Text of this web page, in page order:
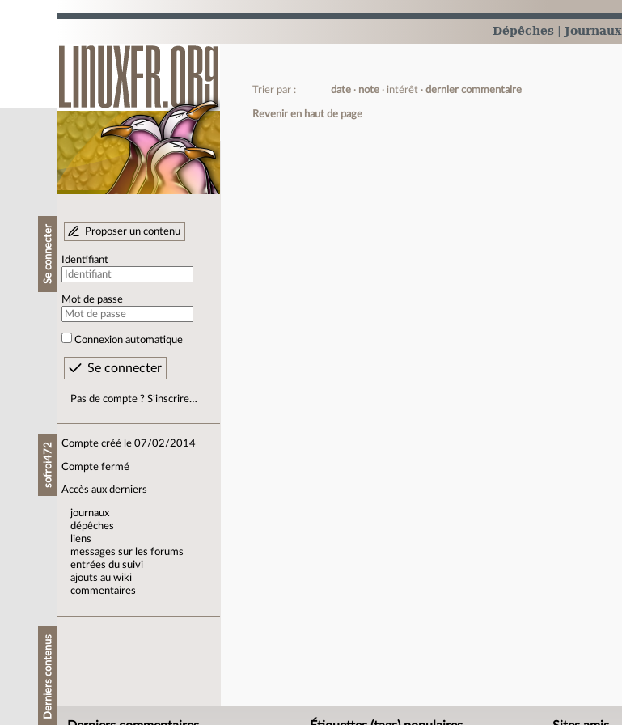
Dépêches Journaux
Se connecter Proposer un contenu
Identifiant
Mot de passe
Connexion automatique
Pas de compte ? S’inscrire…
sofroi472 Compte créé le 07/02/2014
Compte fermé
Accès aux derniers
journaux
dépêches
liens
messages sur les forums
entrées du suivi
ajouts au wiki
commentaires
Derniers contenus
Trier par : date note intérêt dernier commentaire
Revenir en haut de page